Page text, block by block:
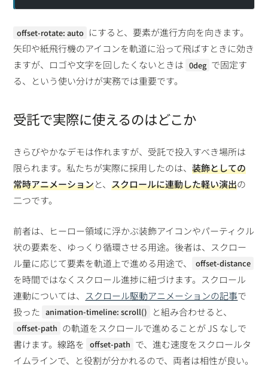
offset-rotate: auto にすると、要素が進行方向を向きます。
矢印や紙飛行機のアイコンを軌道に沿って飛ばすときに効き
ますが、ロゴや文字を回したくないときは 0deg で固定す
る、という使い分けが実務では重要です。
受託で実際に使えるのはどこか
きらびやかなデモは作れますが、受託で投入すべき場所は
限られます。私たちが実際に採用したのは、装飾としての
常時アニメーションと、スクロールに連動した軽い演出の
二つです。
前者は、ヒーロー領域に浮かぶ装飾アイコンやパーティクル
状の要素を、ゆっくり循環させる用途。後者は、スクロー
ル量に応じて要素を軌道上で進める用途で、
offset-distance
を時間ではなくスクロール進捗に紐づけます。スクロール
連動については、
スクロール駆動アニメーションの記事で
扱った animation-timeline: scroll() と組み合わせると、
offset-path の軌道をスクロールで進めることが JS なしで
書けます。線路を offset-path で、進む速度をスクロールタ
イムラインで、と役割が分かれるので、両者は相性が良い。